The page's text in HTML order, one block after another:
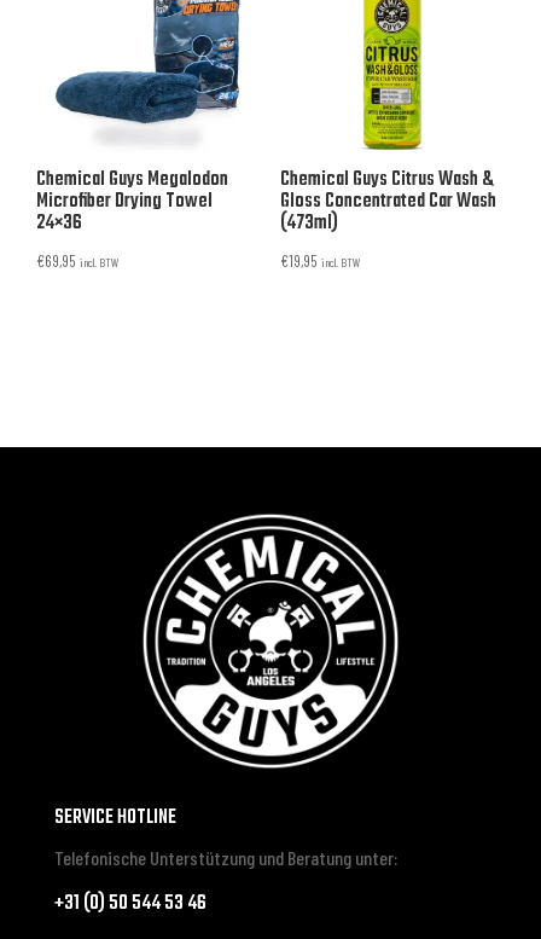
Chemical Guys Megalodon
Microfiber Drying Towel
24×36
€69,95 incl. BTW
Chemical Guys Citrus Wash &
Gloss Concentrated Car Wash
(473ml)
€19,95 incl. BTW
SERVICE HOTLINE
Telefonische Unterstützung und Beratung unter:
+31 (0) 50 544 53 46